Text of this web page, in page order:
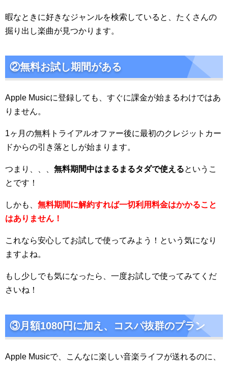
暇なときに好きなジャンルを検索していると、たくさんの
掘り出し楽曲が見つかります。
②無料お試し期間がある
Apple Musicに登録しても、すぐに課金が始まるわけではあ
りません。
1ヶ月の無料トライアルオファー後に最初のクレジットカー
ドからの引き落としが始まります。
つまり、、、 無料期間中はまるまるタダで使えるというこ
とです！
しかも、 無料期間に解約すれば一切利用料金はかかること
はありません！
これなら安心してお試しで使ってみよう！という気になり
ますよね。
もし少しでも気になったら、一度お試しで使ってみてくだ
さいね！
③月額1080円に加え、コスパ抜群のプラン
Apple Musicで、こんなに楽しい音楽ライフが送れるのに、